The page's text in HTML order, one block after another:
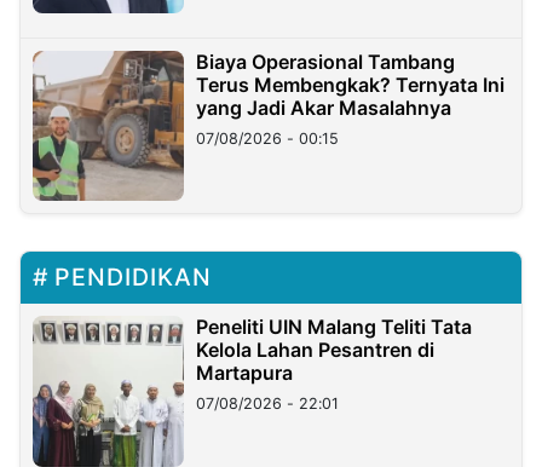
Biaya Operasional Tambang
Terus Membengkak? Ternyata Ini
yang Jadi Akar Masalahnya
07/08/2026 - 00:15
PENDIDIKAN
Peneliti UIN Malang Teliti Tata
Kelola Lahan Pesantren di
Martapura
07/08/2026 - 22:01